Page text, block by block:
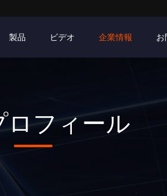
製品 ビデオ 企業情報 お
ロフィール